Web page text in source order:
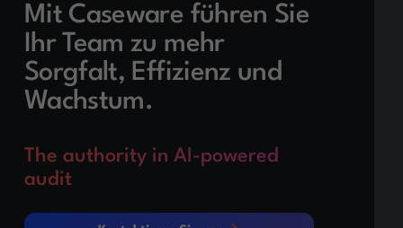
Mit Caseware führen Sie
Ihr Team zu mehr
Sorgfalt, Effizienz und
Wachstum.
The authority in AI-powered
audit
Kontaktieren Sie uns